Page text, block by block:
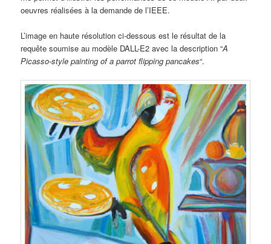
oeuvres réalisées à la demande de l’IEEE.
L’image en haute résolution ci-dessous est le résultat de la
requête soumise au modèle DALL-E2 avec la description “A
Picasso-style painting of a parrot flipping pancakes“.